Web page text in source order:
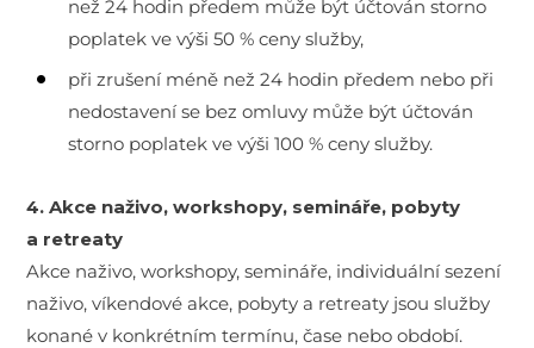
než 24 hodin předem může být účtován storno
poplatek ve výši 50 % ceny služby,
při zrušení méně než 24 hodin předem nebo při
nedostavení se bez omluvy může být účtován
storno poplatek ve výši 100 % ceny služby.
4. Akce naživo, workshopy, semináře, pobyty
a retreaty
Akce naživo, workshopy, semináře, individuální sezení
naživo, víkendové akce, pobyty a retreaty jsou služby
konané v konkrétním termínu, čase nebo období.